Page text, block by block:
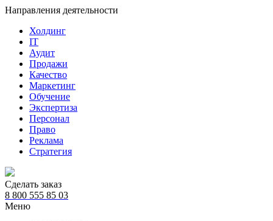
Направления деятельности
Холдинг
IT
Аудит
Продажи
Качество
Маркетинг
Обучение
Экспертиза
Персонал
Право
Реклама
Стратегия
Сделать заказ
8 800 555 85 03
Меню